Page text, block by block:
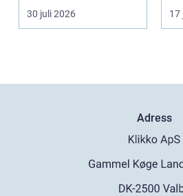
lantbruksanläggning
moderniseras ä...
30 juli 2026 17
Adress